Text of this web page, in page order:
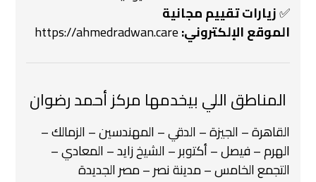
✅زيارات تقييم مجانية
الموقع الإلكتروني:https://ahmedradwan.care
️ المناطق اللي بيخدمها مركز أحمد رضوان
القاهرة – الجيزة – الدقي – المهندسين – الزمالك –
الهرم – فيصل – أكتوبر – الشيخ زايد – المعادي –
التجمع الخامس – مدينة نصر – مصر الجديدة